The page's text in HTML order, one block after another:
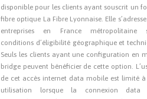
disponible pour les clients ayant souscrit un
fibre optique La Fibre Lyonnaise. Elle
entreprises en France métropolitaine
conditions d’éligibilité géographique et
Seuls les clients ayant une configuration en
bridge peuvent bénéficier de cette option.
de cet accès internet data mobile est limité
utilisation lorsque la connexion data